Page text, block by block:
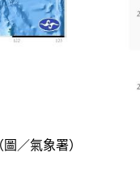
／氣象署）